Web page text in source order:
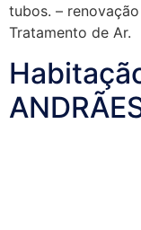
tubos. –
Tratamento de Ar.